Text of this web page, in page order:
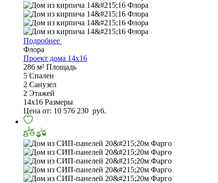
Подробнее
Флора
Проект дома 14х16
286 м² Площадь
5 Спален
2 Санузел
2 Этажей
14х16 Размеры
Цена от: 10 576 230 руб.